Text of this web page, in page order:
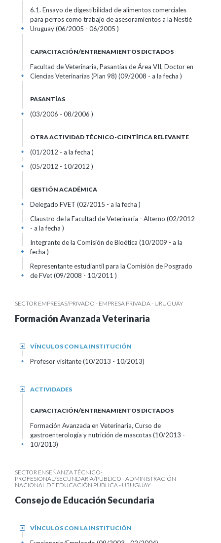
6.1. Ensayo de digestibilidad de alimentos comerciales
para perros como trabajo de asesoramientos a la Nestlé
Uruguay (06/2005 - 06/2005 )
+
CAPACITACIÓN/ENTRENAMIENTOS DICTADOS
Facultad de Veterinaria, Pasantías de Área VII, Doctor en
Ciencias Veterinarias (Plan 98) (09/2008 - a la fecha )
+
PASANTÍAS
(03/2006 - 08/2006 )
+
OTRA ACTIVIDAD TÉCNICO-CIENTÍFICA RELEVANTE
(01/2012 - a la fecha )
+
(05/2012 - 10/2012 )
+
GESTIÓN ACADÉMICA
Delegado FVET (02/2015 - a la fecha )
+
Claustro de la Facultad de Veterinaria - Alterno (02/2012
- a la fecha )
+
Integrante de la Comisión de Bioética (10/2009 - a la
fecha )
+
Representante estudiantil para la Comisión de Posgrado
de FVet (09/2008 - 10/2011 )
+
SECTOR EMPRESAS/PRIVADO - EMPRESA PRIVADA - URUGUAY
Formación Avanzada Veterinaria
VÍNCULOS CON LA INSTITUCIÓN
+
Profesor visitante (10/2013 - 10/2013)
+
ACTIVIDADES
+
CAPACITACIÓN/ENTRENAMIENTOS DICTADOS
Formación Avanzada en Veterinaria, Curso de
gastroenterología y nutrición de mascotas (10/2013 -
10/2013)
+
SECTOR ENSEÑANZA TÉCNICO-
PROFESIONAL/SECUNDARIA/PÚBLICO - ADMINISTRACIÓN
NACIONAL DE EDUCACIÓN PÚBLICA - URUGUAY
Consejo de Educación Secundaria
VÍNCULOS CON LA INSTITUCIÓN
+